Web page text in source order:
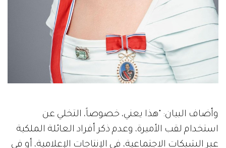
وأضاف البيان: "هذا يعني، خصوصاً، التخلي عن
استخدام لقب الأميرة، وعدم ذكر أفراد العائلة الملكية
عبر الشبكات الاجتماعية، في الإنتاجات الإعلامية، أو في